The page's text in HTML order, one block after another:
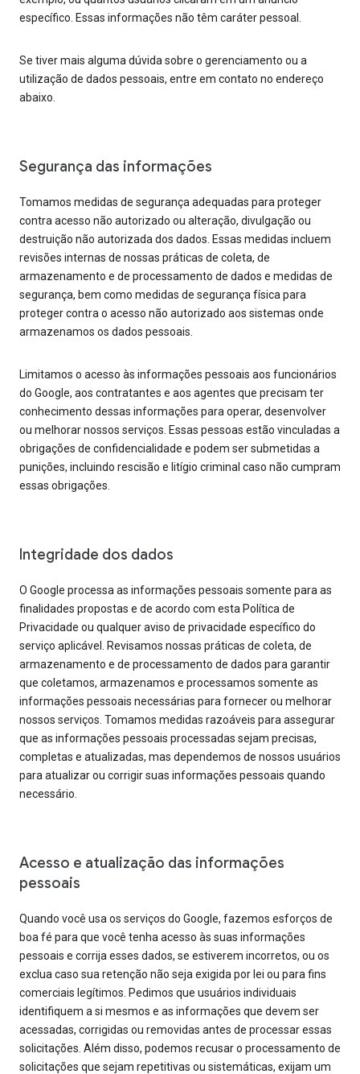
específico. Essas informações não têm caráter pessoal.
Se tiver mais alguma dúvida sobre o gerenciamento ou a
utilização de dados pessoais, entre em contato no endereço
abaixo.
Segurança das informações
Tomamos medidas de segurança adequadas para proteger
contra acesso não autorizado ou alteração, divulgação ou
destruição não autorizada dos dados. Essas medidas incluem
revisões internas de nossas práticas de coleta, de
armazenamento e de processamento de dados e medidas de
segurança, bem como medidas de segurança física para
proteger contra o acesso não autorizado aos sistemas onde
armazenamos os dados pessoais.
Limitamos o acesso às informações pessoais aos funcionários
do Google, aos contratantes e aos agentes que precisam ter
conhecimento dessas informações para operar, desenvolver
ou melhorar nossos serviços. Essas pessoas estão vinculadas a
obrigações de confidencialidade e podem ser submetidas a
punições, incluindo rescisão e litígio criminal caso não cumpram
essas obrigações.
Integridade dos dados
O Google processa as informações pessoais somente para as
finalidades propostas e de acordo com esta Política de
Privacidade ou qualquer aviso de privacidade específico do
serviço aplicável. Revisamos nossas práticas de coleta, de
armazenamento e de processamento de dados para garantir
que coletamos, armazenamos e processamos somente as
informações pessoais necessárias para fornecer ou melhorar
nossos serviços. Tomamos medidas razoáveis para assegurar
que as informações pessoais processadas sejam precisas,
completas e atualizadas, mas dependemos de nossos usuários
para atualizar ou corrigir suas informações pessoais quando
necessário.
Acesso e atualização das informações
pessoais
Quando você usa os serviços do Google, fazemos esforços de
boa fé para que você tenha acesso às suas informações
pessoais e corrija esses dados, se estiverem incorretos, ou os
exclua caso sua retenção não seja exigida por lei ou para fins
comerciais legítimos. Pedimos que usuários individuais
identifiquem a si mesmos e as informações que devem ser
acessadas, corrigidas ou removidas antes de processar essas
solicitações. Além disso, podemos recusar o processamento de
solicitações que sejam repetitivas ou sistemáticas, exijam um